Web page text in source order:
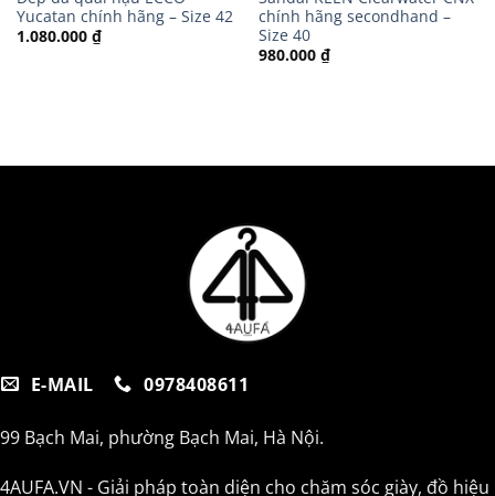
Yucatan chính hãng – Size 42
1.080.000 ₫
chính hãng secondhand –
Size 40
980.000 ₫
E-MAIL 0978408611
99 Bạch Mai, phường Bạch Mai, Hà Nội.
4AUFA.VN - Giải pháp toàn diện cho chăm sóc giày, đồ hiệu